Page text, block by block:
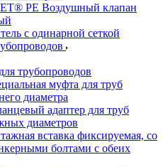
PE Воздушный клапан
с одинарной сеткой
трубопроводов
муфта для труб
диаметра
адаптер для труб
диаметров
вставка фиксируемая, со
болтами с обеих